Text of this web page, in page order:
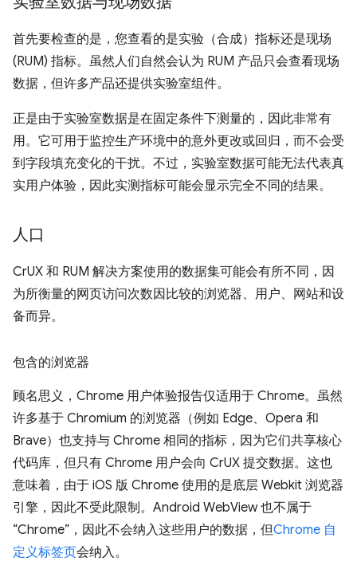
首先要检查的是，您查看的是实验（合成）指标还是现场
(RUM) 指标。虽然人们自然会认为 RUM 产品只会查看现场
数据，但许多产品还提供实验室组件。
正是由于实验室数据是在固定条件下测量的，因此非常有
用。它可用于监控生产环境中的意外更改或回归，而不会受
到字段填充变化的干扰。不过，实验室数据可能无法代表真
实用户体验，因此实测指标可能会显示完全不同的结果。
人口
CrUX 和 RUM 解决方案使用的数据集可能会有所不同，因
为所衡量的网页访问次数因比较的浏览器、用户、网站和设
备而异。
包含的浏览器
顾名思义，Chrome 用户体验报告仅适用于 Chrome。虽然
许多基于 Chromium 的浏览器（例如 Edge、Opera 和
Brave）也支持与 Chrome 相同的指标，因为它们共享核心
代码库，但只有 Chrome 用户会向 CrUX 提交数据。这也
意味着，由于 iOS 版 Chrome 使用的是底层 Webkit 浏览器
引擎，因此不受此限制。Android WebView 也不属于
“Chrome”，因此不会纳入这些用户的数据，但Chrome 自
定义标签页会纳入。